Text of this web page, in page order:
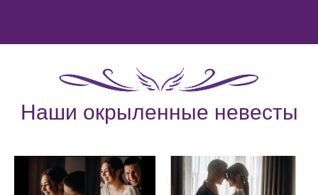
Наши окрыленные невесты